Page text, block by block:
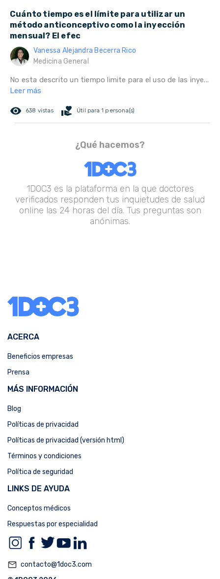
Cuánto tiempo es el límite para utilizar un
método anticonceptivo como la inyección
mensual? El efec
Vanessa Alejandra Becerra Rico
Medicina General
No esta descrito un tiempo limite para el uso de las inye...
Leer más
remove_red_eye 638 vistas volunteer_activism Útil para 1 persona(s)
¿Qué hacemos?
1DOC3 es la plataforma en la que doctores
verificados responden tus inquietudes de salud
online las 24 horas del día. Tus preguntas son
anónimas.
ACERCA
Beneficios empresas
Prensa
MÁS INFORMACIÓN
Blog
Políticas de privacidad
Políticas de privacidad (versión html)
Términos y condiciones
Política de seguridad
LINKS DE AYUDA
Conceptos médicos
Respuestas por especialidad
mail_outline contacto@1doc3.com